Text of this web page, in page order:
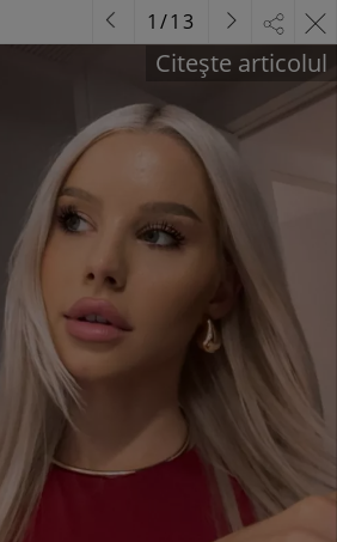
Citește articolul
1 /13